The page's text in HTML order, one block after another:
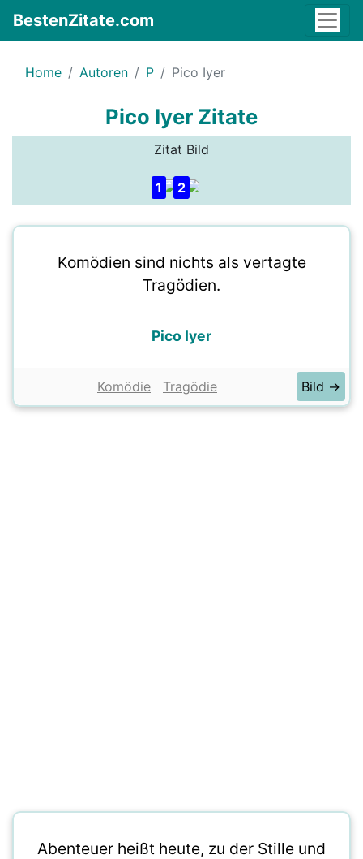
BestenZitate.com
Home Autoren P Pico Iyer
Pico Iyer Zitate
Zitat Bild
1 2
Komödien sind nichts als vertagte
Tragödien.
Pico Iyer
Komödie Tragödie Bild →
Abenteuer heißt heute, zu der Stille und